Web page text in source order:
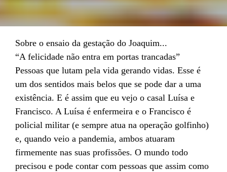
Sobre o ensaio da gestação do Joaquim...
“A felicidade não entra em portas trancadas”
Pessoas que lutam pela vida gerando vidas. Esse é
um dos sentidos mais belos que se pode dar a uma
existência. E é assim que eu vejo o casal Luísa e
Francisco. A Luísa é enfermeira e o Francisco é
policial militar (e sempre atua na operação golfinho)
e, quando veio a pandemia, ambos atuaram
firmemente nas suas profissões. O mundo todo
precisou e pode contar com pessoas que assim como